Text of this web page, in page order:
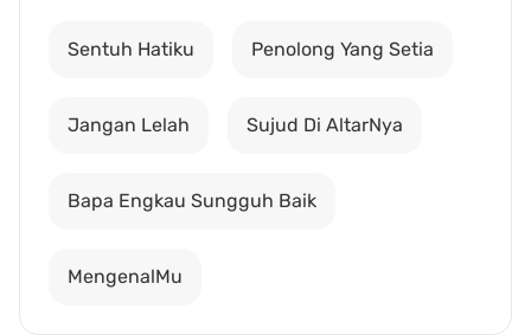
Sentuh Hatiku Penolong Yang Setia
Jangan Lelah Sujud Di AltarNya
Bapa Engkau Sungguh Baik
MengenalMu